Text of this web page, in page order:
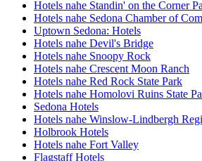
Hotels nahe Standin' on the Corner
Hotels nahe Sedona Chamber of
Uptown Sedona: Hotels
Hotels nahe Devil's Bridge
Hotels nahe Snoopy Rock
Hotels nahe Crescent Moon Ranch
Hotels nahe Red Rock State Park
Hotels nahe Homolovi Ruins State
Sedona Hotels
Hotels nahe Winslow-Lindbergh
Holbrook Hotels
Hotels nahe Fort Valley
Flagstaff Hotels